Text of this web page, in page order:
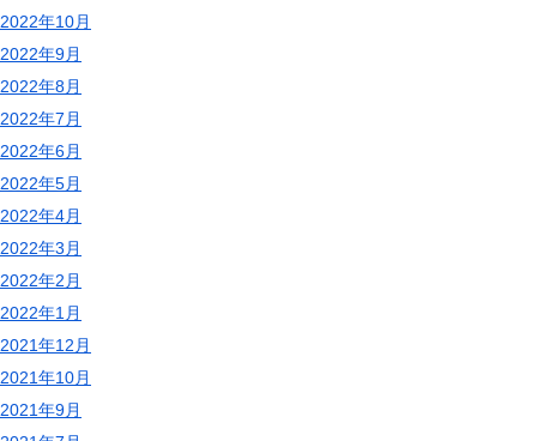
2022年10月
2022年9月
2022年8月
2022年7月
2022年6月
2022年5月
2022年4月
2022年3月
2022年2月
2022年1月
2021年12月
2021年10月
2021年9月